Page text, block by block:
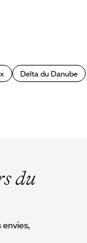
Delta du Danube
du